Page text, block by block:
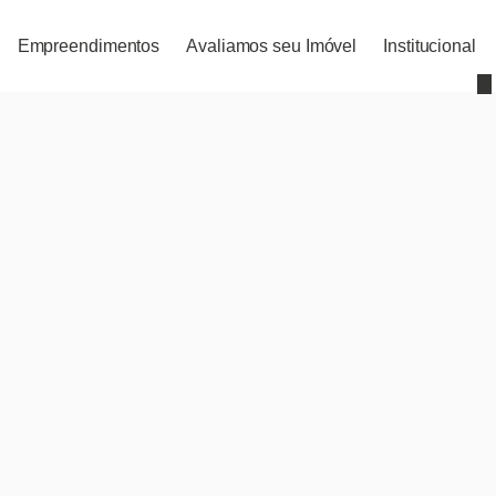
Institucional
Avaliamos seu Imóvel
Empreendimentos